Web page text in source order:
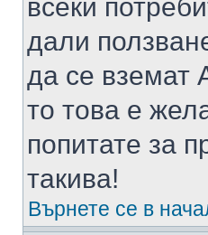
всеки
дали
да се вземат
то това е
попитате за
такива!
Върнете се в